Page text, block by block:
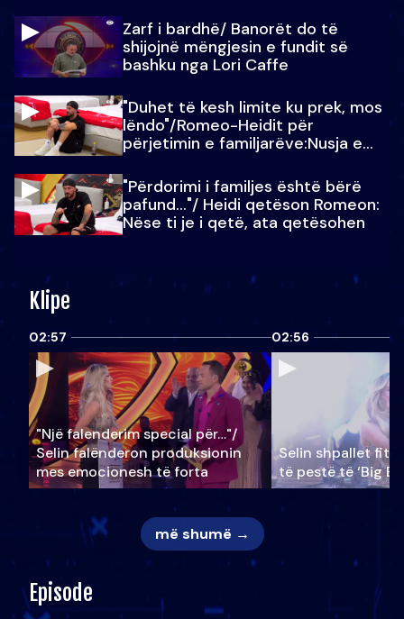
Zarf i bardhë/ Banorët do të
shijojnë mëngjesin e fundit së
bashku nga Lori Caffe
"Duhet të kesh limite ku prek, mos
lëndo"/Romeo-Heidit për
përjetimin e familjarëve:Nusja e
"Përdorimi i familjes është bërë
pafund…"/ Heidi qetëson Romeon:
Nëse ti je i qetë, ata qetësohen
Klipe
02:57
"Një falenderim special për…"/
Selin falënderon produksionin
mes emocionesh të forta
02:56
Selin shpallet
të pestë të ‘Big
më shumë →
Episode